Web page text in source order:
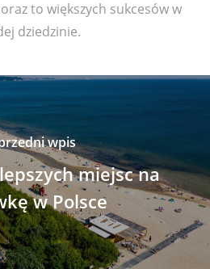
to większych sukcesów w
dziedzinie.
wpis
miejsc na
w Polsce